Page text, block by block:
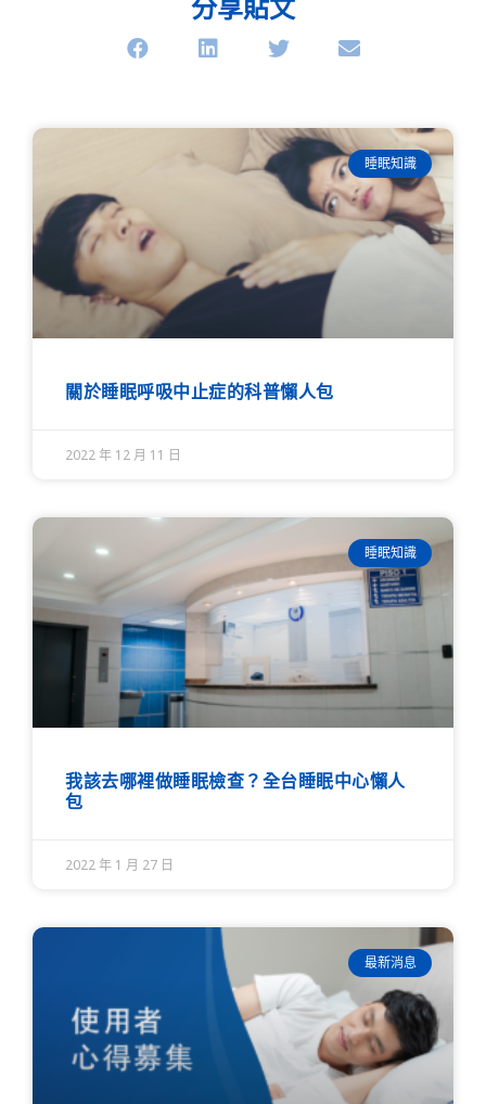
睡眠知識
關於睡眠呼吸中止症的科普懶人包
2022 年 12 月 11 日
睡眠知識
我該去哪裡做睡眠檢查？全台睡眠中心懶人
包
2022 年 1 月 27 日
最新消息